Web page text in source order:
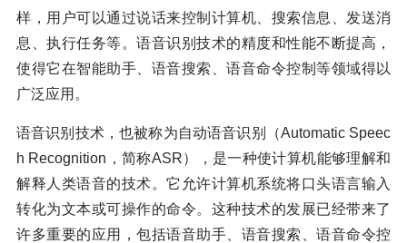
样，用户可以通过说话来控制计算机、搜索信息、发送消
息、执行任务等。语音识别技术的精度和性能不断提高，
使得它在智能助手、语音搜索、语音命令控制等领域得以
广泛应用。
语音识别技术，也被称为自动语音识别（Automatic Speec
h Recognition，简称ASR），是一种使计算机能够理解和
解释人类语音的技术。它允许计算机系统将口头语言输入
转化为文本或可操作的命令。这种技术的发展已经带来了
许多重要的应用，包括语音助手、语音搜索、语音命令控